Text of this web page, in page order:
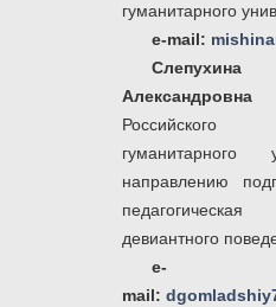
гуманитарного
e-mail:
Александровна
Российского
гуманитарного
направлению
девиантного
e-
mail: